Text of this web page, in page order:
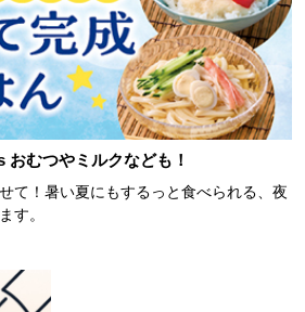
むつやミルクなども！
て！暑い夏にもするっと食べられる、夜
す。